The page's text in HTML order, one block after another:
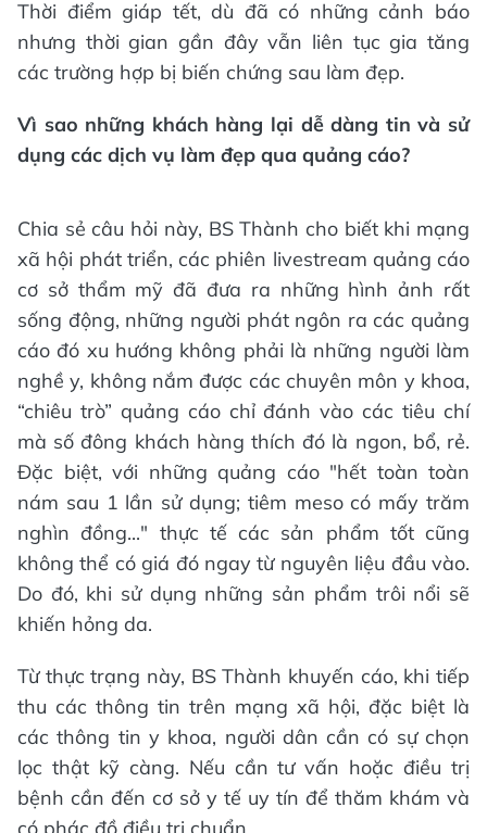
Thời điểm giáp tết, dù đã có những cảnh báo
nhưng thời gian gần đây vẫn liên tục gia tăng
các trường hợp bị biến chứng sau làm đẹp.
Vì sao những khách hàng lại dễ dàng tin và sử
dụng các dịch vụ làm đẹp qua quảng cáo?
Chia sẻ câu hỏi này, BS Thành cho biết khi mạng
xã hội phát triển, các phiên livestream quảng cáo
cơ sở thẩm mỹ đã đưa ra những hình ảnh rất
sống động, những người phát ngôn ra các quảng
cáo đó xu hướng không phải là những người làm
nghề y, không nắm được các chuyên môn y khoa,
“chiêu trò” quảng cáo chỉ đánh vào các tiêu chí
mà số đông khách hàng thích đó là ngon, bổ, rẻ.
Đặc biệt, với những quảng cáo "hết toàn toàn
nám sau 1 lần sử dụng; tiêm meso có mấy trăm
nghìn đồng..." thực tế các sản phẩm tốt cũng
không thể có giá đó ngay từ nguyên liệu đầu vào.
Do đó, khi sử dụng những sản phẩm trôi nổi sẽ
khiến hỏng da.
Từ thực trạng này, BS Thành khuyến cáo, khi tiếp
thu các thông tin trên mạng xã hội, đặc biệt là
các thông tin y khoa, người dân cần có sự chọn
lọc thật kỹ càng. Nếu cần tư vấn hoặc điều trị
bệnh cần đến cơ sở y tế uy tín để thăm khám và